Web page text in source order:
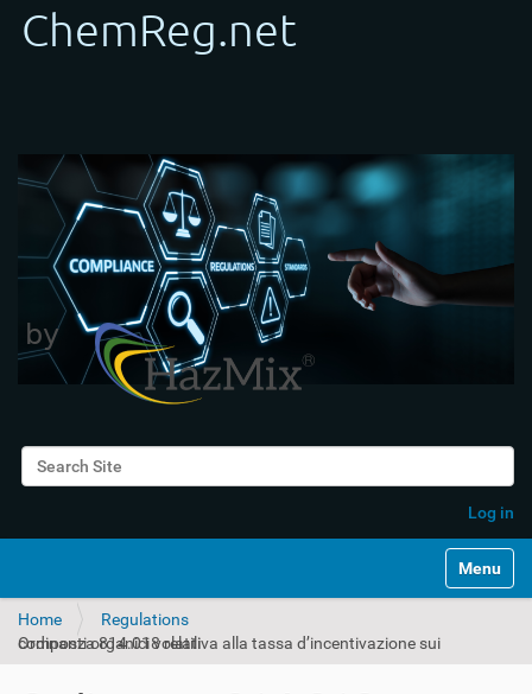
Search Site
Log in
Toggle
Home
Regulations
Ordinanza 814.018 relativa alla tassa d’incentivazione sui composti organici volatili